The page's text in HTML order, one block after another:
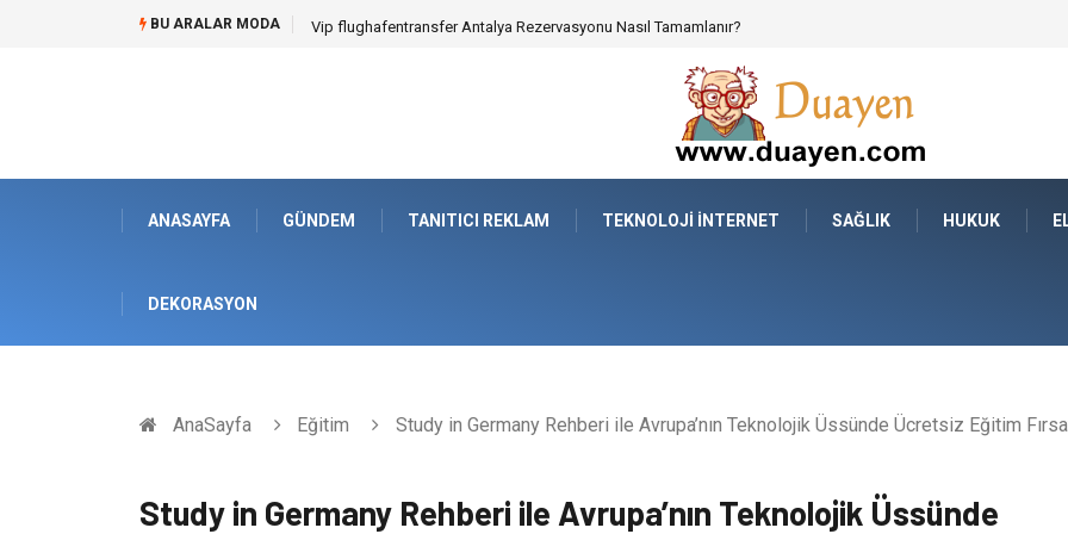
BU ARALAR MODA Osb Sandık ve Endüstriyel Makine Parçalarının Modüler Transferi
ANASAYFA GÜNDEM TANITICI REKLAM TEKNOLOJI İNTERNET SAĞLIK HUKUK
DEKORASYON
AnaSayfa Eğitim Study in Germany Rehberi ile Avrupa’nın Teknolojik Üssünde Ücretsiz Eğitim
Study in Germany Rehberi ile Avrupa’nın Teknolojik Üssünde